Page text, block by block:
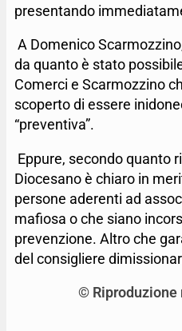
presentando
A Domenico
da quanto è stato
Comerci e Scarmozzino
scoperto di essere
“preventiva”.
Eppure, secondo quanto
Diocesano è chiaro in
persone aderenti ad
mafiosa o che siano
prevenzione. Altro che
del consigliere
© Riproduzione